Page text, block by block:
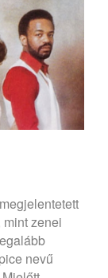
zenei
nevű